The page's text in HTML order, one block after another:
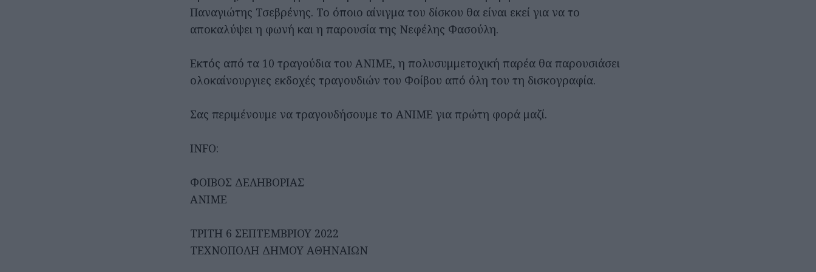
Παναγιώτης Τσεβρένης. Το όποιο αίνιγμα του δίσκου θα είναι εκεί για να το
αποκαλύψει η φωνή και η παρουσία της Νεφέλης Φασούλη.
Εκτός από τα 10 τραγούδια του ΑΝΙΜΕ, η πολυσυμμετοχική παρέα θα παρουσιάσει
ολοκαίνουργιες εκδοχές τραγουδιών του Φοίβου από όλη του τη δισκογραφία.
Σας περιμένουμε να τραγουδήσουμε το ΑΝΙΜΕ για πρώτη φορά μαζί.
INFO:
ΦΟΙΒΟΣ ΔΕΛΗΒΟΡΙΑΣ
ΑΝΙΜΕ
ΤΡΙΤΗ 6 ΣΕΠΤΕΜΒΡΙΟΥ 2022
ΤΕΧΝΟΠΟΛΗ ΔΗΜΟΥ ΑΘΗΝΑΙΩΝ